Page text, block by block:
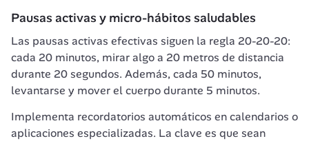
Pausas activas y micro-hábitos saludables
Las pausas activas efectivas siguen la regla 20-20-20:
cada 20 minutos, mirar algo a 20 metros de distancia
durante 20 segundos. Además, cada 50 minutos,
levantarse y mover el cuerpo durante 5 minutos.
Implementa recordatorios automáticos en calendarios o
aplicaciones especializadas. La clave es que sean